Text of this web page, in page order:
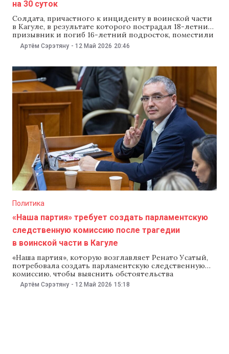
на 30 суток
Солдата, причастного к инциденту в воинской части
в Кагуле, в результате которого пострадал 18-летний
призывник и погиб 16-летний подросток, поместили
под предварительный арест на 30 суток. Об этом 12
мая сообщила NewsMaker пресс-секретарь
Напомним, что 10 мая полиция Кагула сообщила, что
в местной воинской части призывник случайно
ранил другого военнослужащего
Артём Сэрэтяну - 12 Май 2026 20:46
Политика
«Наша партия» требует создать парламентскую
следственную комиссию после трагедии
в воинской части в Кагуле
«Наша партия», которую возглавляет Ренато Усатый,
потребовала создать парламентскую следственную
комиссию, чтобы выяснить обстоятельства
инцидента в воинской части в Кагуле, в результате
которого пострадал 18-летний призывник и погиб
Артём Сэрэтяну - 12 Май 2026 15:18